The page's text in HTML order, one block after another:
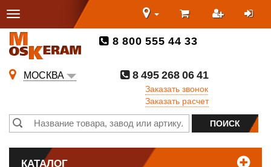
8 800 555 44 33
МОСКВА
8 495 268 06 41
Заказать звонок
Заказать расчет
КАТАЛОГ